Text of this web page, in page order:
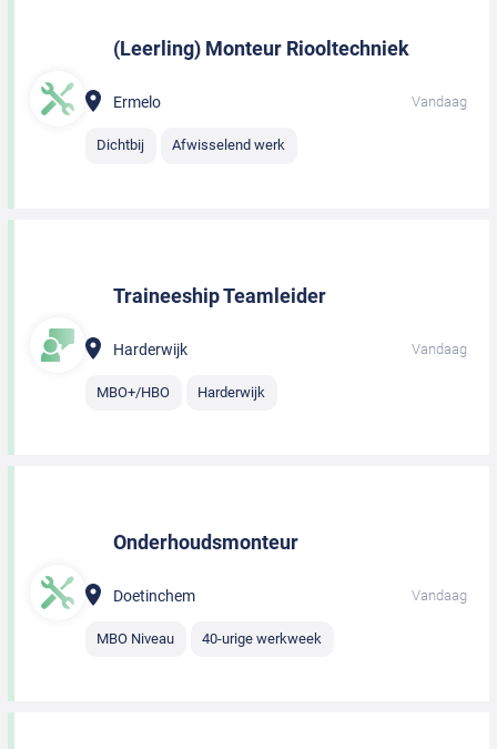
(Leerling) Monteur Riooltechniek
Ermelo Vandaag
Dichtbij Afwisselend werk
Traineeship Teamleider
Harderwijk Vandaag
MBO+/HBO Harderwijk
Onderhoudsmonteur
Doetinchem Vandaag
MBO Niveau 40-urige werkweek